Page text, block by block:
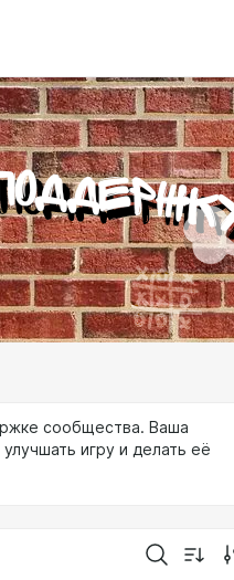
сообщества. Ваша
игру и делать её